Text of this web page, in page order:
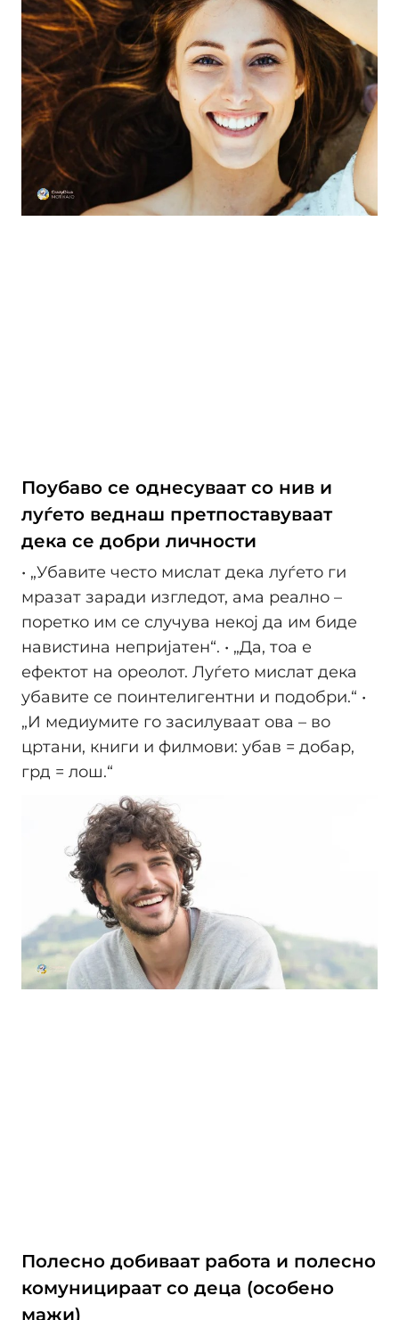
Поубаво се однесуваат со нив и
луѓето веднаш претпоставуваат
дека се добри личности
• „Убавите често мислат дека луѓето ги
мразат заради изгледот, ама реално –
поретко им се случува некој да им биде
навистина непријатен“. • „Да, тоа е
ефектот на ореолот. Луѓето мислат дека
убавите се поинтелигентни и подобри.“ •
„И медиумите го засилуваат ова – во
цртани, книги и филмови: убав = добар,
грд = лош.“
Полесно добиваат работа и полесно
комуницираат со деца (особено
мажи)